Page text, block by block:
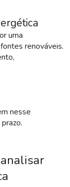
uma
renováveis.
nesse